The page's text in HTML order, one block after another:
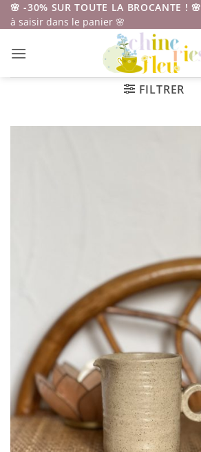
Passer
au
🌸 -30% SUR TOUTE LA BROCANTE ! 🌸
à saisir dans le panier 🌸
FILTRER